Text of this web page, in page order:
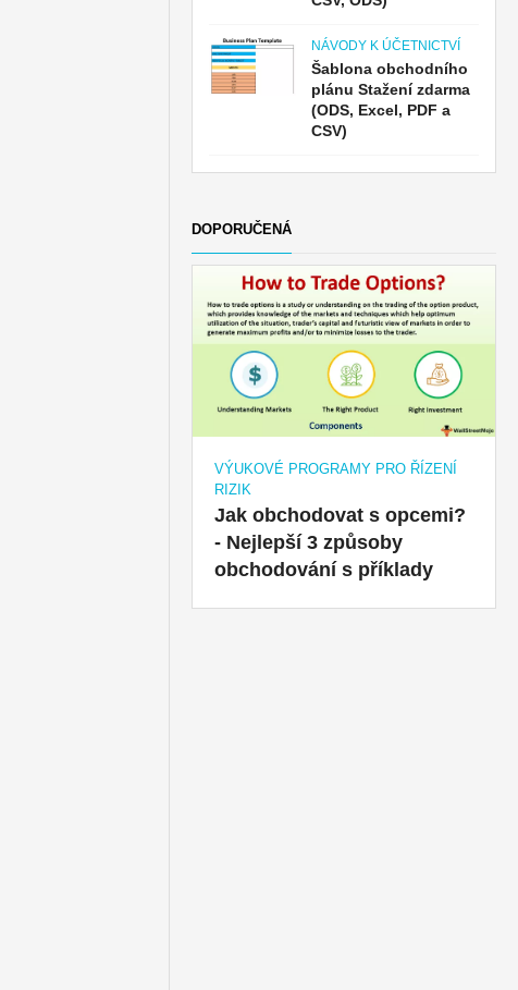
NÁVODY K ÚČETNICTVÍ
Šablona obchodního
plánu Stažení zdarma
(ODS, Excel, PDF a
CSV)
DOPORUČENÁ
VÝUKOVÉ PROGRAMY PRO ŘÍZENÍ
RIZIK
Jak obchodovat s opcemi?
- Nejlepší 3 způsoby
obchodování s příklady